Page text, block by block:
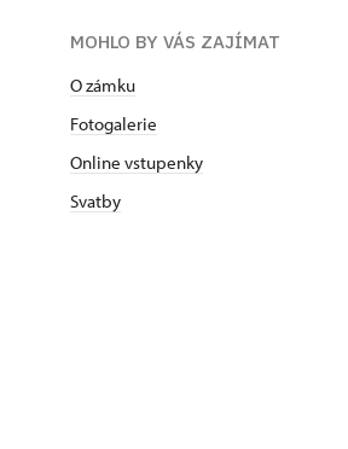
MOHLO BY VÁS ZAJÍMAT
O zámku
Fotogalerie
Online vstupenky
Svatby